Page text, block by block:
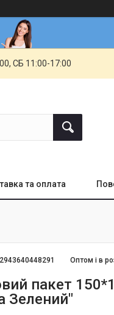
СБ 11:00-17:00
та оплата
Оптом і в
2943640448291
пакет
Зелений"